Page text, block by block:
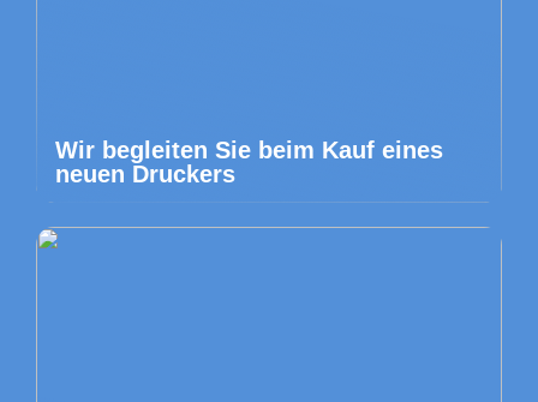
Wir begleiten Sie beim Kauf eines
neuen Druckers